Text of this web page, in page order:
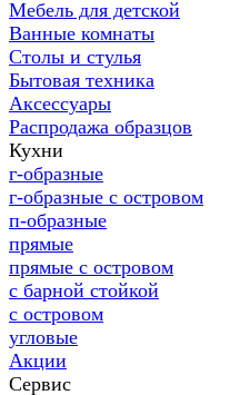
Мебель для детской
Ванные комнаты
Столы и стулья
Бытовая техника
Аксессуары
Распродажа образцов
Кухни
г-образные
г-образные с островом
п-образные
прямые
прямые с островом
с барной стойкой
с островом
угловые
Акции
Сервис